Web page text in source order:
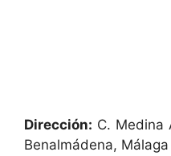
Dirección: C. Medina
Benalmádena, Málaga